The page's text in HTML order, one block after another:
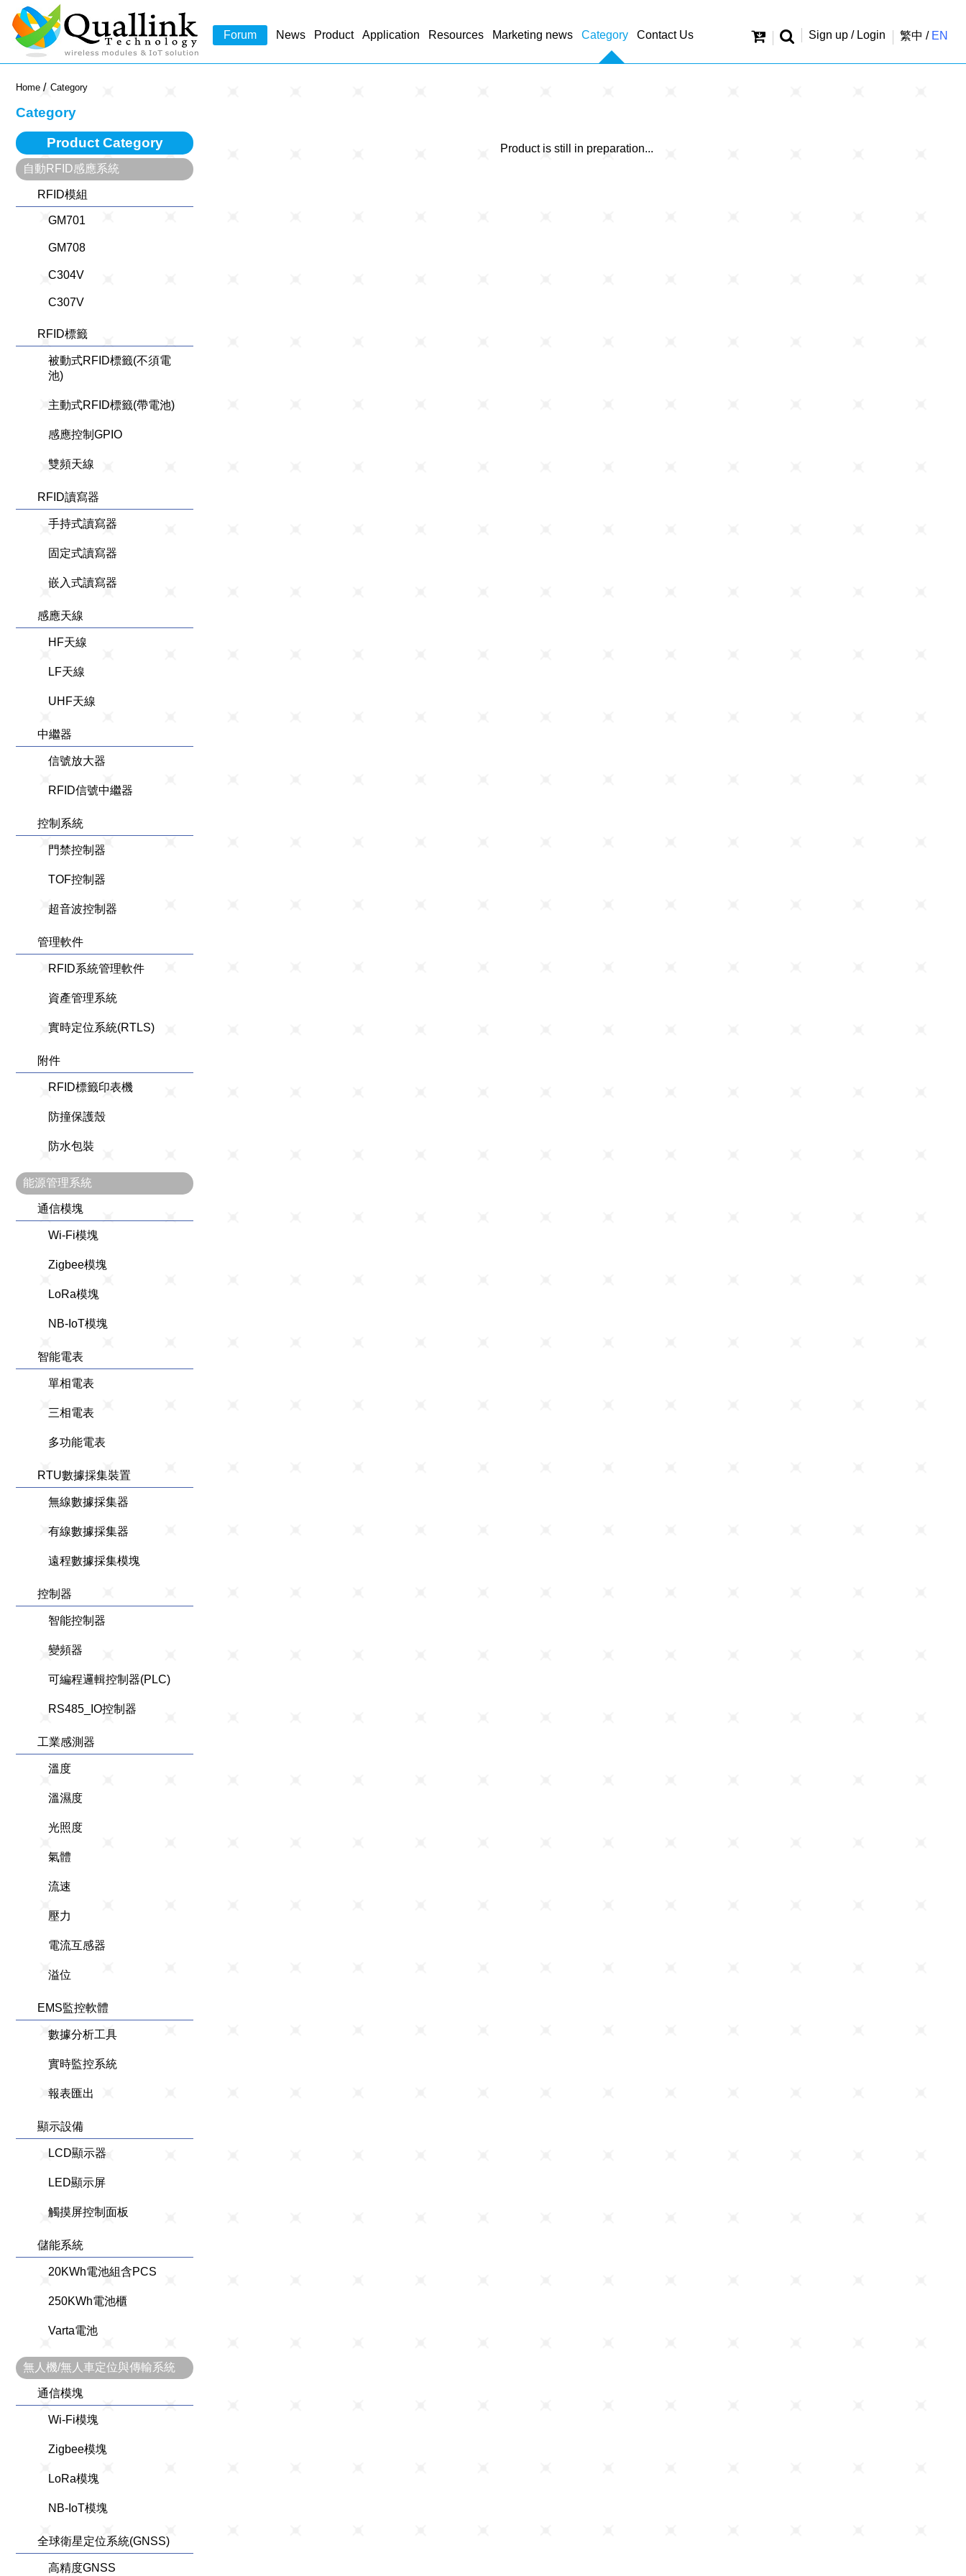
Forum News Product Application Resources Marketing news Category Contact Us Sign up / Login 繁中 / EN
Home Category
Category
Product Category
自動RFID感應系統
RFID模組
GM701
GM708
C304V
C307V
RFID標籤
被動式RFID標籤(不須電
池)
主動式RFID標籤(帶電池)
感應控制GPIO
雙頻天線
RFID讀寫器
手持式讀寫器
固定式讀寫器
嵌入式讀寫器
感應天線
HF天線
LF天線
UHF天線
中繼器
信號放大器
RFID信號中繼器
控制系統
門禁控制器
TOF控制器
超音波控制器
管理軟件
RFID系統管理軟件
資產管理系統
實時定位系統(RTLS)
附件
RFID標籤印表機
防撞保護殼
防水包裝
能源管理系統
通信模塊
Wi-Fi模塊
Zigbee模塊
LoRa模塊
NB-IoT模塊
智能電表
單相電表
三相電表
多功能電表
RTU數據採集裝置
無線數據採集器
有線數據採集器
遠程數據採集模塊
控制器
智能控制器
變頻器
可編程邏輯控制器(PLC)
RS485_IO控制器
工業感測器
溫度
溫濕度
光照度
氣體
流速
壓力
電流互感器
溢位
EMS監控軟體
數據分析工具
實時監控系統
報表匯出
顯示設備
LCD顯示器
LED顯示屏
觸摸屏控制面板
儲能系統
20KWh電池組含PCS
250KWh電池櫃
Varta電池
無人機/無人車定位與傳輸系統
通信模塊
Wi-Fi模塊
Zigbee模塊
LoRa模塊
NB-IoT模塊
全球衛星定位系統(GNSS)
高精度GNSS
Product is still in preparation...